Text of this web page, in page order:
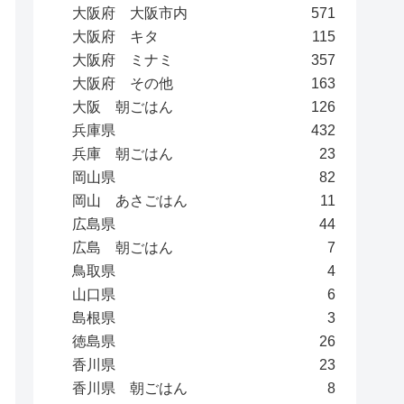
大阪府 大阪市内
571
大阪府 キタ
115
大阪府 ミナミ
357
大阪府 その他
163
大阪 朝ごはん
126
兵庫県
432
兵庫 朝ごはん
23
岡山県
82
岡山 あさごはん
11
広島県
44
広島 朝ごはん
7
鳥取県
4
山口県
6
島根県
3
徳島県
26
香川県
23
香川県 朝ごはん
8